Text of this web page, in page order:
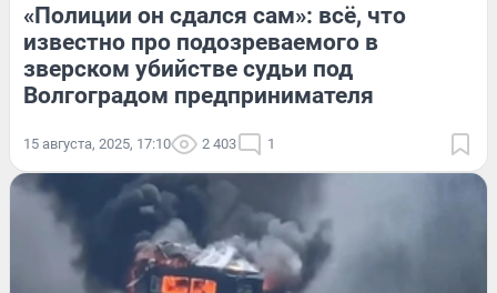
«Полиции он сдался сам»: всё, что
известно про подозреваемого в
зверском убийстве судьи под
Волгоградом предпринимателя
15 августа, 2025, 17:10 2 403 1